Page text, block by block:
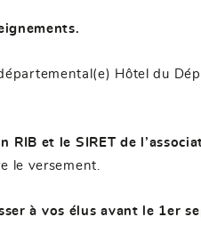
Hôtel du
RIB et le SIRET de
le versement.
à vos élus avant le 1er